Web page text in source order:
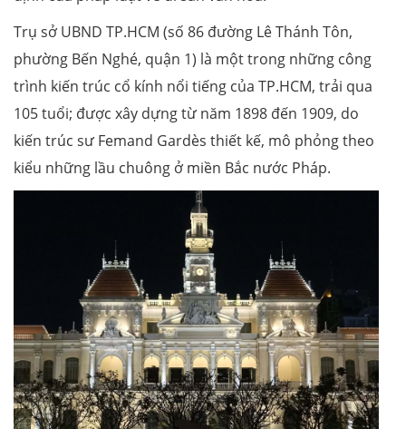
Trụ sở UBND TP.HCM (số 86 đường Lê Thánh Tôn,
phường Bến Nghé, quận 1) là một trong những công
trình kiến trúc cổ kính nổi tiếng của TP.HCM, trải qua
105 tuổi; được xây dựng từ năm 1898 đến 1909, do
kiến trúc sư Femand Gardès thiết kế, mô phỏng theo
kiểu những lầu chuông ở miền Bắc nước Pháp.